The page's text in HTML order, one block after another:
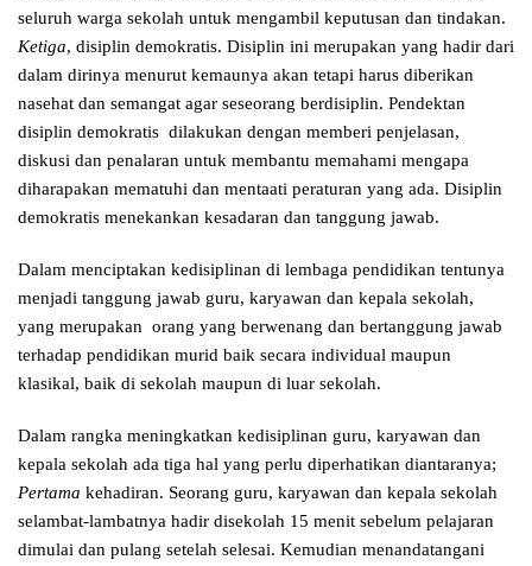
seluruh warga sekolah untuk mengambil keputusan dan tindakan.
Ketiga, disiplin demokratis. Disiplin ini merupakan yang hadir dari
dalam dirinya menurut kemaunya akan tetapi harus diberikan
nasehat dan semangat agar seseorang berdisiplin. Pendektan
disiplin demokratis dilakukan dengan memberi penjelasan,
diskusi dan penalaran untuk membantu memahami mengapa
diharapakan mematuhi dan mentaati peraturan yang ada. Disiplin
demokratis menekankan kesadaran dan tanggung jawab.
Dalam menciptakan kedisiplinan di lembaga pendidikan tentunya
menjadi tanggung jawab guru, karyawan dan kepala sekolah,
yang merupakan orang yang berwenang dan bertanggung jawab
terhadap pendidikan murid baik secara individual maupun
klasikal, baik di sekolah maupun di luar sekolah.
Dalam rangka meningkatkan kedisiplinan guru, karyawan dan
kepala sekolah ada tiga hal yang perlu diperhatikan diantaranya;
Pertama kehadiran. Seorang guru, karyawan dan kepala sekolah
selambat-lambatnya hadir disekolah 15 menit sebelum pelajaran
dimulai dan pulang setelah selesai. Kemudian menandatangani